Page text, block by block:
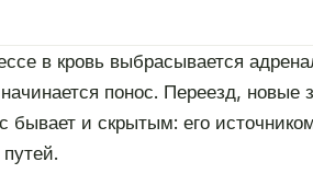
в кровь выбрасывается
понос. Переезд, новые
бывает и скрытым: его